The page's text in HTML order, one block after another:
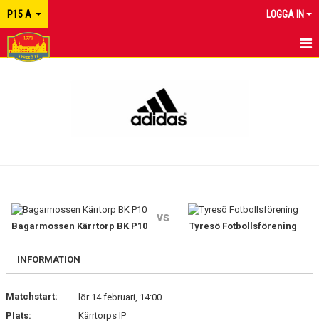
P15 A LOGGA IN
KONTAKT
Bagarmossen Kärrtorp BK P10
vs
Tyresö Fotbollsförening
INFORMATION
Matchstart:
lör 14 februari, 14:00
Plats:
Kärrtorps IP